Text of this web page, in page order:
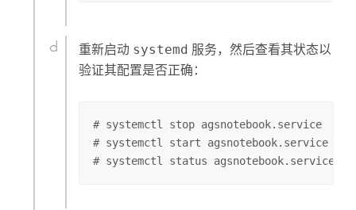
重新启动 systemd 服务，然后查看其状态以
验证其配置是否正确：
# systemctl stop agsnotebook.service
# systemctl start agsnotebook.service
# systemctl status agsnotebook.service